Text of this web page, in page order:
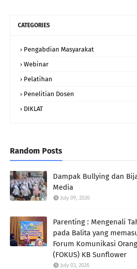
CATEGORIES
Pengabdian Masyarakat
Webinar
Pelatihan
Penelitian Dosen
DIKLAT
Random Posts
Dampak Bullying dan
Media
July 09, 2026
Parenting : Mengenali
pada Balita yang
Forum Komunikasi
(FOKUS) KB Sunflower
July 03, 2026